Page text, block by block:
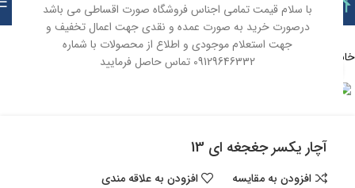
با سلام قیمت تمامی اجناس فروشگاه صورت اقساطی می باشد
درصورت خرید به صورت عمده و نقدی جهت اعمال تخفیف و
جهت استعلام موجودی و اطلاع از محصولات با شماره
09129646332 تماس حاصل فرمایید
خانه ابزار آلات ابزار آلات دستی آچار
بزرگنمایی تصویر
آچار یکسر جغجغه ای 13
افزودن به مقایسه افزودن به علاقه مندی